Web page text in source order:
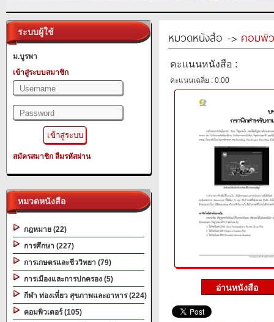
ระบบผู้ใช้
ม.บูรพา
เข้าสู่ระบบสมาชิก
สมัครสมาชิก ลืมรหัสผ่าน
หมวดหนังสือ
กฎหมาย (22)
การศึกษา (227)
การเกษตรและชีววิทยา (79)
การเมืองและการปกครอง (5)
กีฬา ท่องเที่ยว สุขภาพและอาหาร (224)
คอมพิวเตอร์ (105)
หมวดหนังสือ -> คอมพิ
คะแนนหนังสือ :
คะแนนเฉลี่ย : 0.00